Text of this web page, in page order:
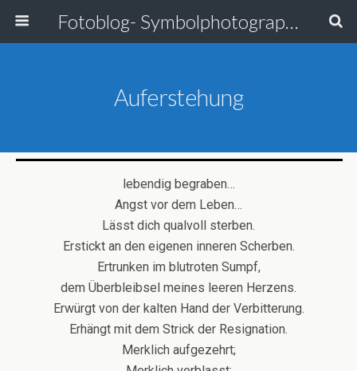
Fotoblog- Symbolphotographie
Auferstehung
lebendig begraben…
Angst vor dem Leben…
Lässt dich qualvoll sterben.
Erstickt an den eigenen inneren Scherben.
Ertrunken im blutroten Sumpf,
dem Überbleibsel meines leeren Herzens.
Erwürgt von der kalten Hand der Verbitterung.
Erhängt mit dem Strick der Resignation.
Merklich aufgezehrt;